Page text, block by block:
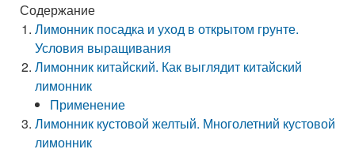
Содержание
Лимонник посадка и уход в открытом грунте.
Условия выращивания
Лимонник китайский. Как выглядит китайский
лимонник
Применение
Лимонник кустовой желтый. Многолетний кустовой
лимонник